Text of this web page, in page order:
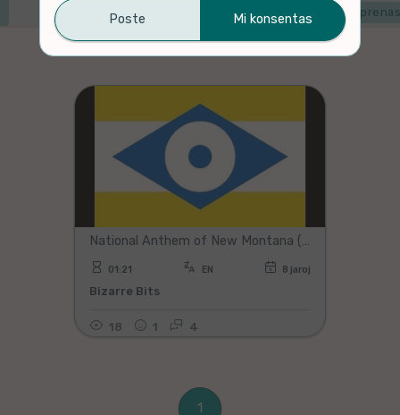
Mi
1-1 de 1 filmoj listigitaj
National Anthem of New Montana (English/Esperanto) Naciona Antemo De Nov-Montano (Angla/Esperanto)
01:21 EN 8 jaroj
Bizarre Bits
18 1 4
1